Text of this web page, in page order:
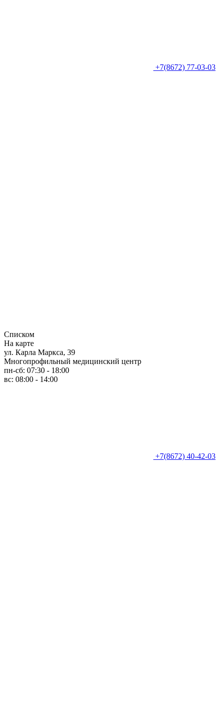
+7(8672) 77-03-03
Списком
На карте
ул. Карла Маркса, 39
Многопрофильный медицинский центр
пн-сб: 07:30 - 18:00
вс: 08:00 - 14:00
+7(8672) 40-42-03